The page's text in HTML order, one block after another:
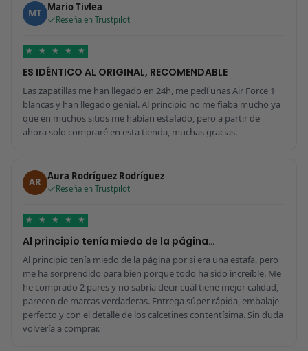
MT Mario Tivlea
Reseña en Trustpilot
★ ★ ★ ★ ★
ES IDÉNTICO AL ORIGINAL, RECOMENDABLE
Las zapatillas me han llegado en 24h, me pedí unas Air Force 1
blancas y han llegado genial. Al principio no me fiaba mucho ya
que en muchos sitios me habían estafado, pero a partir de
ahora solo compraré en esta tienda, muchas gracias.
AR Aura Rodríguez Rodríguez
Reseña en Trustpilot
★ ★ ★ ★ ★
Al principio tenía miedo de la página…
Al principio tenía miedo de la página por si era una estafa, pero
me ha sorprendido para bien porque todo ha sido increíble. Me
he comprado 2 pares y no sabría decir cuál tiene mejor calidad,
parecen de marcas verdaderas. Entrega súper rápida, embalaje
perfecto y con el detalle de los calcetines contentísima. Sin duda
volvería a comprar.